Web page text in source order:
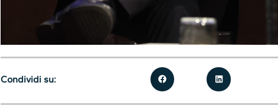
Condividi su: